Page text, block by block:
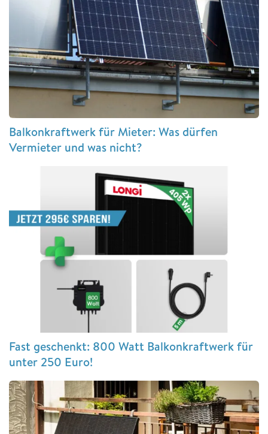
Balkonkraftwerk für Mieter: Was dürfen
Vermieter und was nicht?
Fast geschenkt: 800 Watt Balkonkraftwerk für
unter 250 Euro!